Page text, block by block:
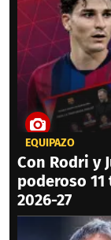
EQUIPAZO
Con Rodri y
poderoso
2026-27